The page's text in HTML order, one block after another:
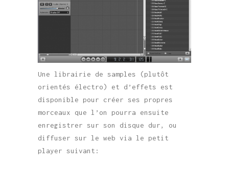
Une librairie de samples (plutôt
orientés électro) et d’effets est
disponible pour créer ses propres
morceaux que l’on pourra ensuite
enregistrer sur son disque dur, ou
diffuser sur le web via le petit
player suivant: